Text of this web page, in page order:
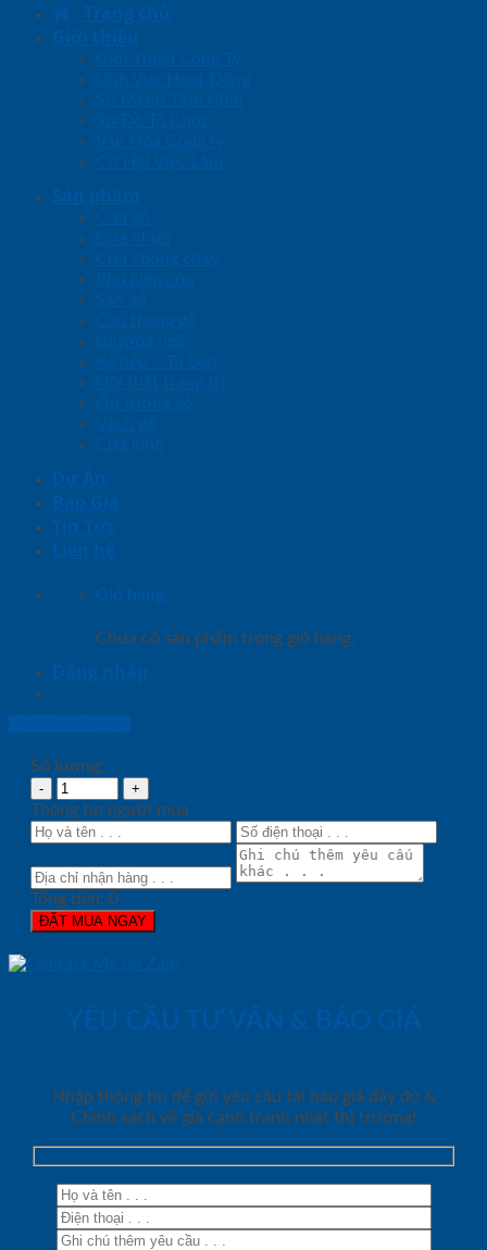
Trang chủ
Giới thiệu
Giới Thiệu Công Ty
Lĩnh Vực Hoạt Động
Sứ Mệnh Tầm Nhìn
Sơ Đồ Tổ Chức
Văn Hóa Công ty
Cơ Hội Việc Làm
Sản phẩm
Cửa gỗ
Cửa nhựa
Cửa chống cháy
Phụ kiện cửa
Sàn gỗ
Cầu thang gỗ
Giường ngủ
Kệ bếp – Tủ bếp
Nội thất trang trí
Ốp tường gỗ
Vách gỗ
Cửa kính
Dự Án
Báo Giá
Tin Tức
Liên hệ
Giỏ hàng
Chưa có sản phẩm trong giỏ hàng.
Đăng nhập
Số lượng:
Thông tin người mua
Tổng tiền: 0
ĐẶT MUA NGAY
YÊU CẦU TƯ VẤN & BÁO GIÁ
Nhập thông tin để gửi yêu cầu tải báo giá đầy đủ &
Chính sách về giá cạnh tranh nhất thị trường!